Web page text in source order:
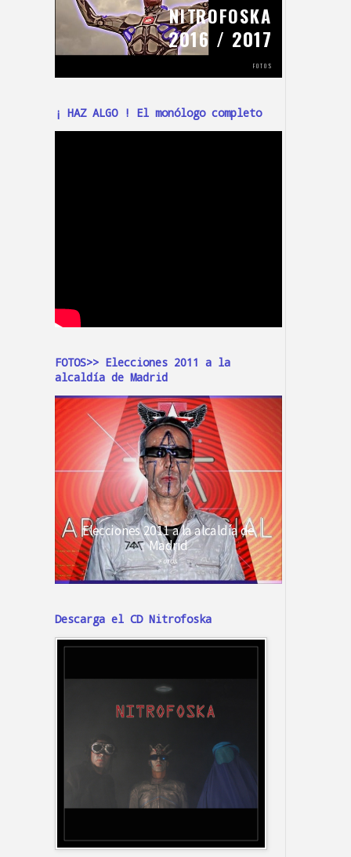
¡ HAZ ALGO ! El monólogo completo
FOTOS>> Elecciones 2011 a la
alcaldía de Madrid
Descarga el CD Nitrofoska